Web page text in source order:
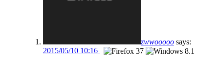
zwwooooo says:
2015/05/10 10:16